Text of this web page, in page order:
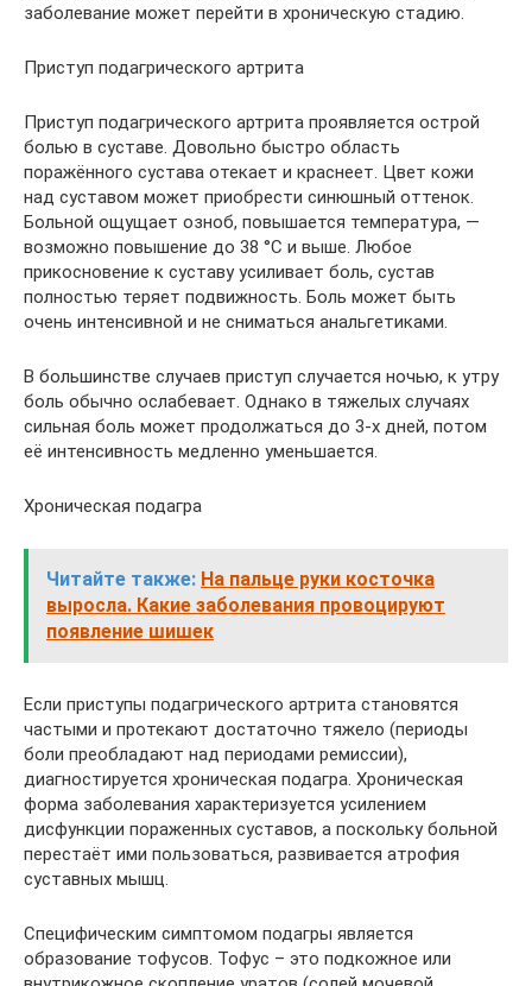
заболевание может перейти в хроническую стадию.
Приступ подагрического артрита
Приступ подагрического артрита проявляется острой
болью в суставе. Довольно быстро область
поражённого сустава отекает и краснеет. Цвет кожи
над суставом может приобрести синюшный оттенок.
Больной ощущает озноб, повышается температура, —
возможно повышение до 38 °C и выше. Любое
прикосновение к суставу усиливает боль, сустав
полностью теряет подвижность. Боль может быть
очень интенсивной и не сниматься анальгетиками.
В большинстве случаев приступ случается ночью, к утру
боль обычно ослабевает. Однако в тяжелых случаях
сильная боль может продолжаться до 3-х дней, потом
её интенсивность медленно уменьшается.
Хроническая подагра
Читайте также: На пальце руки косточка
выросла. Какие заболевания провоцируют
появление шишек
Если приступы подагрического артрита становятся
частыми и протекают достаточно тяжело (периоды
боли преобладают над периодами ремиссии),
диагностируется хроническая подагра. Хроническая
форма заболевания характеризуется усилением
дисфункции пораженных суставов, а поскольку больной
перестаёт ими пользоваться, развивается атрофия
суставных мышц.
Специфическим симптомом подагры является
образование тофусов. Тофус – это подкожное или